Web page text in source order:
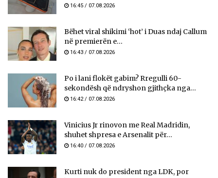
16:45 / 07.08.2026
Bëhet viral shikimi ‘hot’ i Duas ndaj Callum
në premierën e...
16:43 / 07.08.2026
Po i lani flokët gabim? Rregulli 60-
sekondësh që ndryshon gjithçka nga...
16:42 / 07.08.2026
Vinicius Jr rinovon me Real Madridin,
shuhet shpresa e Arsenalit për...
16:40 / 07.08.2026
Kurti nuk do president nga LDK, por